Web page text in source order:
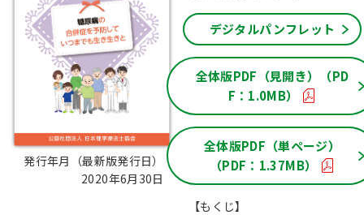
発行年月（最新版発行日）：
2020年6月30日
デジタルパンフレット
全体版PDF（見開き）（PD
F：1.0MB）
全体版PDF（単ページ）
（PDF：1.37MB）
【もくじ】